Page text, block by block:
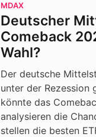
MDAX
Deutscher
Comeback
Wahl?
Der deutsche
unter der Rezession
könnte das
analysieren die
stellen die besten